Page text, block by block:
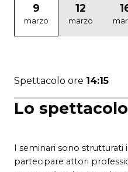
Lo spettacolo
I seminari sono strutturati
partecipare attori
9
marzo
12
marzo
Spettacolo ore 14:15